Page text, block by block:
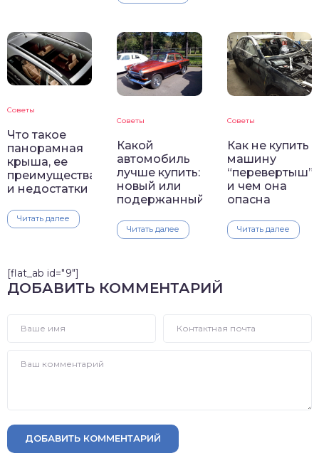
Советы
Что такое
панорамная
крыша, ее
преимущества
и недостатки
Читать далее
Советы
Какой
автомобиль
лучше купить:
новый или
подержанный
Читать далее
Советы
Как не купить
машину
“перевертыш”
и чем она
опасна
Читать далее
[flat_ab id="9"]
ДОБАВИТЬ КОММЕНТАРИЙ
ДОБАВИТЬ КОММЕНТАРИЙ